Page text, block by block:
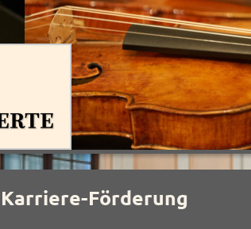
Karriere-Förderung